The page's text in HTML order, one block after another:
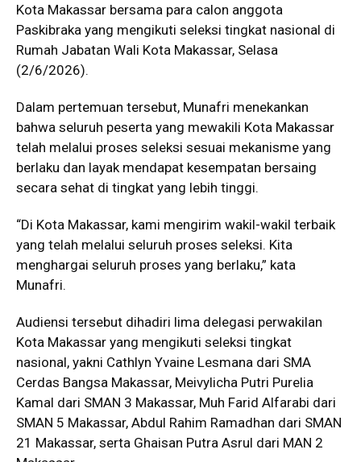
Kota Makassar bersama para calon anggota
Paskibraka yang mengikuti seleksi tingkat nasional di
Rumah Jabatan Wali Kota Makassar, Selasa
(2/6/2026).
Dalam pertemuan tersebut, Munafri menekankan
bahwa seluruh peserta yang mewakili Kota Makassar
telah melalui proses seleksi sesuai mekanisme yang
berlaku dan layak mendapat kesempatan bersaing
secara sehat di tingkat yang lebih tinggi.
“Di Kota Makassar, kami mengirim wakil-wakil terbaik
yang telah melalui seluruh proses seleksi. Kita
menghargai seluruh proses yang berlaku,” kata
Munafri.
Audiensi tersebut dihadiri lima delegasi perwakilan
Kota Makassar yang mengikuti seleksi tingkat
nasional, yakni Cathlyn Yvaine Lesmana dari SMA
Cerdas Bangsa Makassar, Meivylicha Putri Purelia
Kamal dari SMAN 3 Makassar, Muh Farid Alfarabi dari
SMAN 5 Makassar, Abdul Rahim Ramadhan dari SMAN
21 Makassar, serta Ghaisan Putra Asrul dari MAN 2